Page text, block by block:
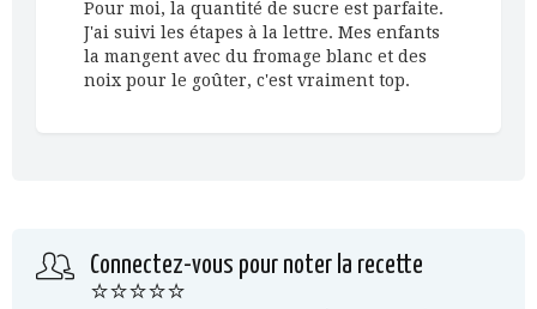
Pour moi, la quantité de sucre est parfaite.
J'ai suivi les étapes à la lettre. Mes enfants
la mangent avec du fromage blanc et des
noix pour le goûter, c'est vraiment top.
Connectez-vous pour noter la recette
⭐⭐⭐⭐⭐